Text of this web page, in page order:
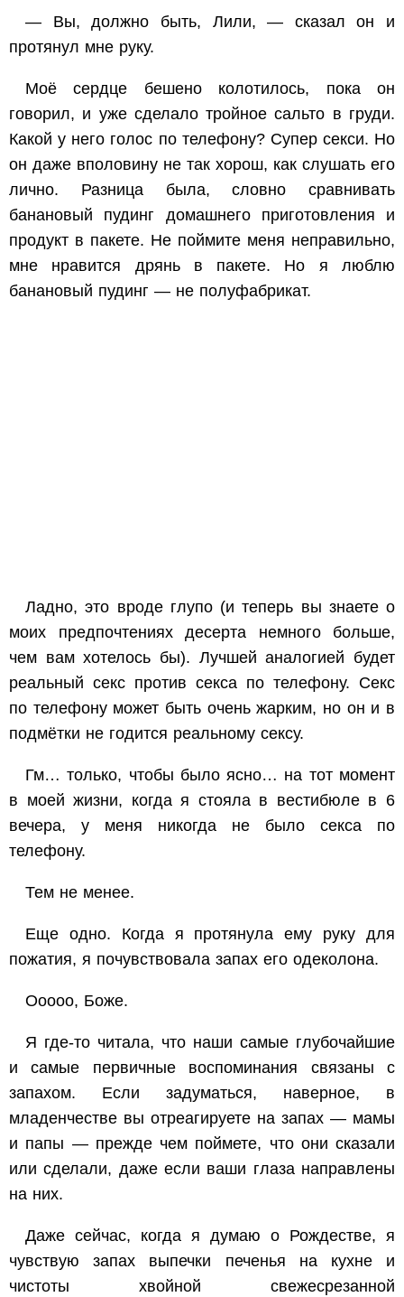
— Вы, должно быть, Лили, — сказал он и
протянул мне руку.
Моё сердце бешено колотилось, пока он
говорил, и уже сделало тройное сальто в груди.
Какой у него голос по телефону? Супер секси. Но
он даже вполовину не так хорош, как слушать его
лично. Разница была, словно сравнивать
банановый пудинг домашнего приготовления и
продукт в пакете. Не поймите меня неправильно,
мне нравится дрянь в пакете. Но я люблю
банановый пудинг — не полуфабрикат.
Ладно, это вроде глупо (и теперь вы знаете о
моих предпочтениях десерта немного больше,
чем вам хотелось бы). Лучшей аналогией будет
реальный секс против секса по телефону. Секс
по телефону может быть очень жарким, но он и в
подмётки не годится реальному сексу.
Гм… только, чтобы было ясно… на тот момент
в моей жизни, когда я стояла в вестибюле в 6
вечера, у меня никогда не было секса по
телефону.
Тем не менее.
Еще одно. Когда я протянула ему руку для
пожатия, я почувствовала запах его одеколона.
Ооооо, Боже.
Я где-то читала, что наши самые глубочайшие
и самые первичные воспоминания связаны с
запахом. Если задуматься, наверное, в
младенчестве вы отреагируете на запах — мамы
и папы — прежде чем поймете, что они сказали
или сделали, даже если ваши глаза направлены
на них.
Даже сейчас, когда я думаю о Рождестве, я
чувствую запах выпечки печенья на кухне и
чистоты хвойной свежесрезанной